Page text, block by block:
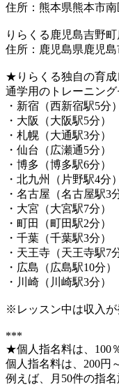
住所：熊本県熊本市南
りらくる鹿児島吉野
住所：鹿児島県鹿児島
★りらくる独自の育成
通学用のトレーニン
・新宿（西新宿駅5分）
・大阪（大阪駅5分）
・札幌（大通駅3分）
・仙台（広瀬通5分）
・博多（博多駅6分）
・北九州（片野駅4分
・名古屋（名古屋駅3
・大宮（大宮駅7分）
・町田（町田駅2分）
・千葉（千葉駅3分）
・天王寺（天王寺駅7
・広島（広島駅10分）
・川崎（川崎駅3分）
※レッスン中は収入が
***
★個人指名料は、100
個人指名料は、200円
例えば、月50件の指